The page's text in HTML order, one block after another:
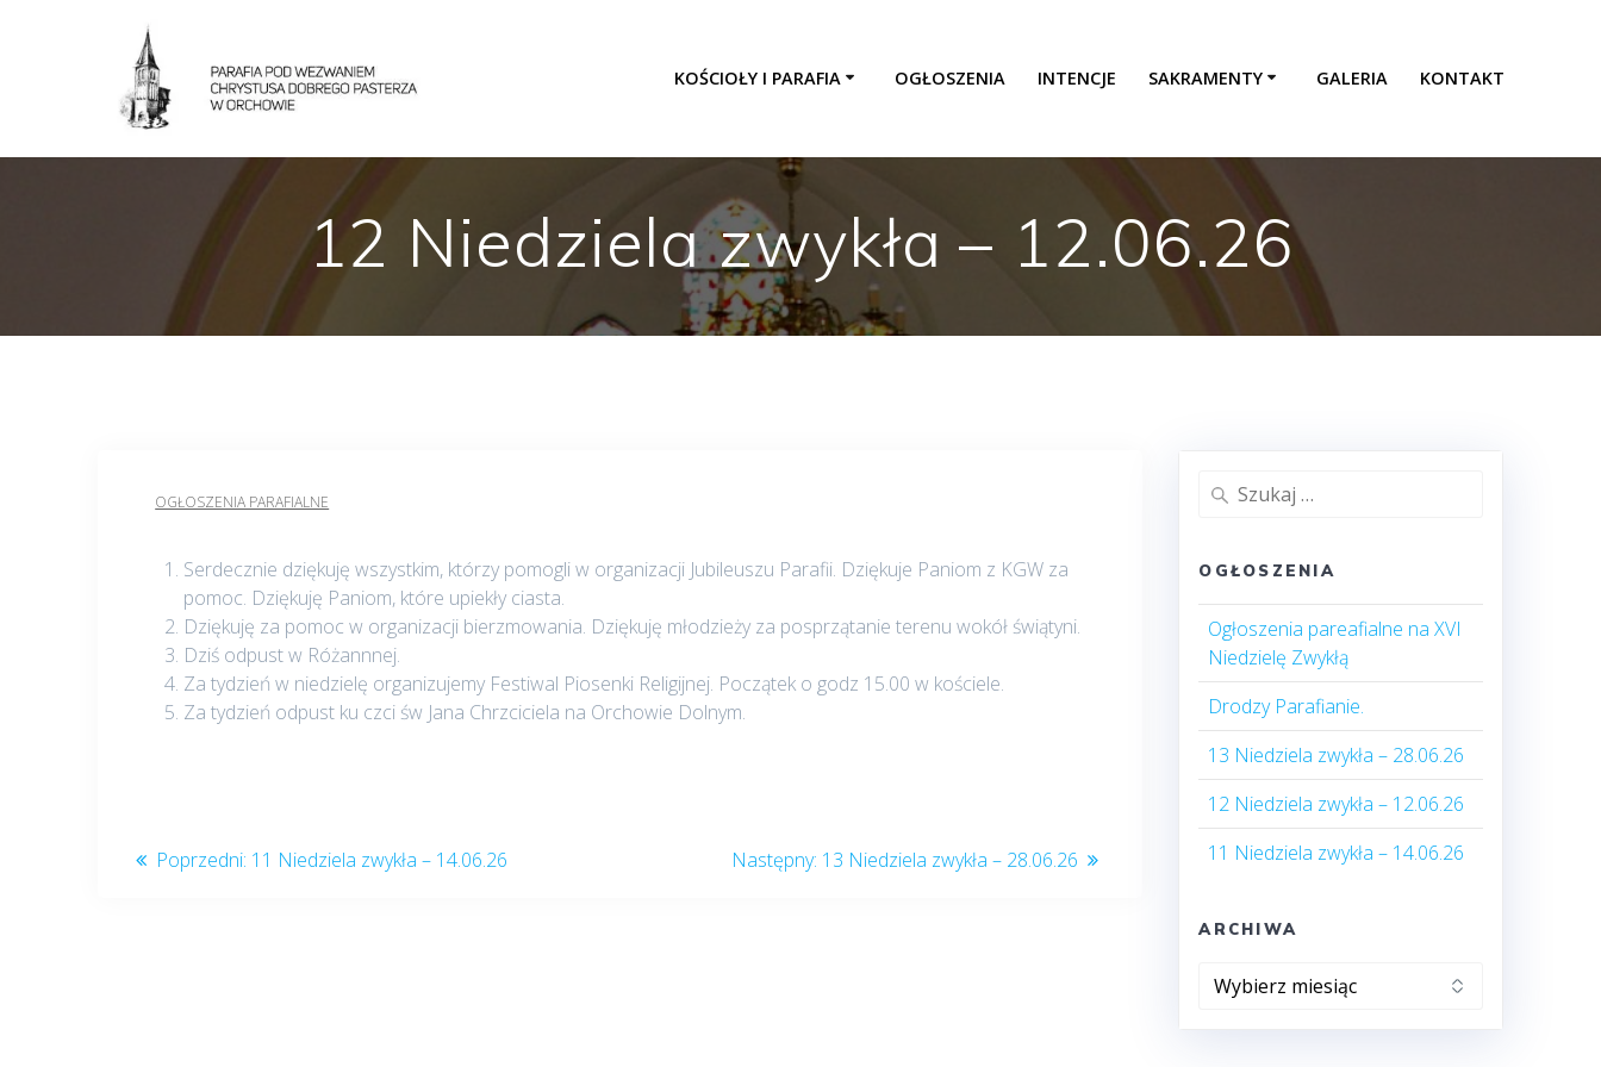
KOŚCIOŁY I PARAFIA OGŁOSZENIA INTENCJE SAKRAMENTY GALERIA KONTAKT
12 Niedziela zwykła – 12.06.26
OGŁOSZENIA PARAFIALNE
Serdecznie dziękuję wszystkim, którzy pomogli w organizacji Jubileuszu Parafii. Dziękuje Paniom z KGW za
pomoc. Dziękuję Paniom, które upiekły ciasta.
Dziękuję za pomoc w organizacji bierzmowania. Dziękuję młodzieży za posprzątanie terenu wokół świątyni.
Dziś odpust w Różannnej.
Za tydzień w niedzielę organizujemy Festiwal Piosenki Religijnej. Początek o godz 15.00 w kościele.
Za tydzień odpust ku czci św Jana Chrzciciela na Orchowie Dolnym.
Nawigacja
Poprzedni: Poprzedni
11 Niedziela zwykła – 14.06.26 Następny: Następny
13 Niedziela zwykła – 28.06.26
Szukaj:
OGŁOSZENIA
Ogłoszenia pareafialne na XVI
Niedzielę Zwykłą
Drodzy Parafianie.
13 Niedziela zwykła – 28.06.26
12 Niedziela zwykła – 12.06.26
11 Niedziela zwykła – 14.06.26
ARCHIWA
Archiwa